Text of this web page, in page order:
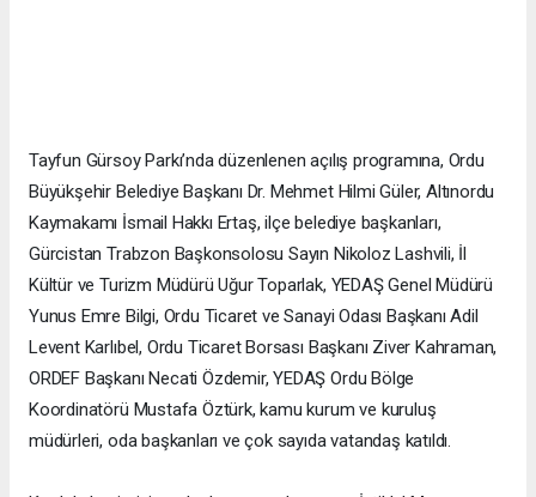
Tayfun Gürsoy Parkı’nda düzenlenen açılış programına, Ordu
Büyükşehir Belediye Başkanı Dr. Mehmet Hilmi Güler, Altınordu
Kaymakamı İsmail Hakkı Ertaş, ilçe belediye başkanları,
Gürcistan Trabzon Başkonsolosu Sayın Nikoloz Lashvili, İl
Kültür ve Turizm Müdürü Uğur Toparlak, YEDAŞ Genel Müdürü
Yunus Emre Bilgi, Ordu Ticaret ve Sanayi Odası Başkanı Adil
Levent Karlıbel, Ordu Ticaret Borsası Başkanı Ziver Kahraman,
ORDEF Başkanı Necati Özdemir, YEDAŞ Ordu Bölge
Koordinatörü Mustafa Öztürk, kamu kurum ve kuruluş
müdürleri, oda başkanları ve çok sayıda vatandaş katıldı.